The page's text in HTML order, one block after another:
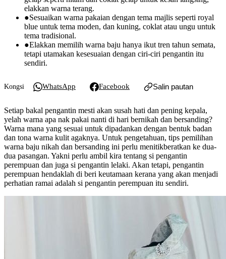
elakkan warna terang.
●Sesuaikan warna pakaian dengan tema majlis seperti royal
blue untuk tema moden, dan kuning, coklat atau ungu untuk
tema tradisional.
●Elakkan memilih warna baju hanya ikut tren tahun semata,
tetapi utamakan kesesuaian dengan ciri-ciri pengantin itu
sendiri.
Kongsi WhatsApp Facebook Salin pautan
Setiap bakal pengantin mesti akan susah hati dan pening kepala,
yelah warna apa nak pakai nanti di hari bernikah dan bersanding?
Warna mana yang sesuai untuk dipadankan dengan bentuk badan
dan tona warna kulit agaknya. Untuk pengetahuan, tips pemilihan
warna baju nikah dan bersanding ini perlu menitikberatkan ke dua-
dua pasangan. Yakni perlu ambil kira tentang si pengantin
perempuan dan juga si pengantin lelaki. Akan tetapi, pengantin
perempuan hendaklah di beri keutamaan kerana yang akan menjadi
perhatian ramai adalah si pengantin perempuan itu sendiri.